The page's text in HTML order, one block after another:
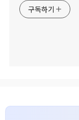
구독하기